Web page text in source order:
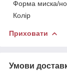
Форма миска/
Колір
Приховати
Умови